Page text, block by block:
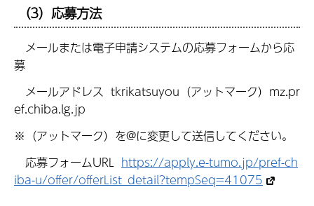
（3）応募方法
メールまたは電子申請システムの応募フォームから応
募
メールアドレス tkrikatsuyou（アットマーク）mz.pr
ef.chiba.lg.jp
※（アットマーク）を@に変更して送信してください。
応募フォームURL https://apply.e-tumo.jp/pref-ch
iba-u/offer/offerList_detail?tempSeq=41075